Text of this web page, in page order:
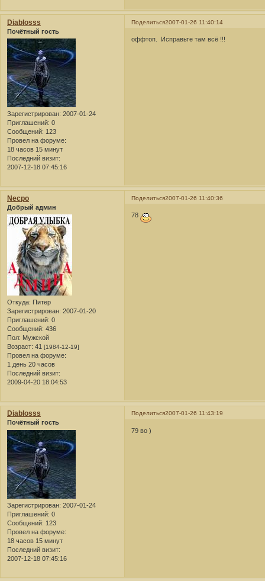
Поделиться2007-01-26 11:40:14
Diablosss
Почётный гость
Зарегистрирован: 2007-01-24
Приглашений: 0
Сообщений: 123
Провел на форуме:
18 часов 15 минут
Последний визит:
2007-12-18 07:45:16
оффтоп. Исправьте там всё !!!
Поделиться2007-01-26 11:40:36
Necpo
Добрый админ
Откуда: Питер
Зарегистрирован: 2007-01-20
Приглашений: 0
Сообщений: 436
Пол: Мужской
Возраст: 41 [1984-12-19]
Провел на форуме:
1 день 20 часов
Последний визит:
2009-04-20 18:04:53
78
Поделиться2007-01-26 11:43:19
Diablosss
Почётный гость
Зарегистрирован: 2007-01-24
Приглашений: 0
Сообщений: 123
Провел на форуме:
18 часов 15 минут
Последний визит:
2007-12-18 07:45:16
79 во )